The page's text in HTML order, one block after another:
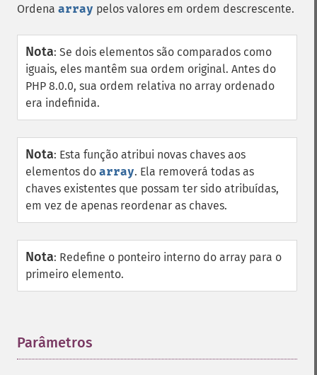
Ordena array pelos valores em ordem descrescente.
Nota: Se dois elementos são comparados como
iguais, eles mantêm sua ordem original. Antes do
PHP 8.0.0, sua ordem relativa no array ordenado
era indefinida.
Nota: Esta função atribui novas chaves aos
elementos do array. Ela removerá todas as
chaves existentes que possam ter sido atribuídas,
em vez de apenas reordenar as chaves.
Nota: Redefine o ponteiro interno do array para o
primeiro elemento.
Parâmetros